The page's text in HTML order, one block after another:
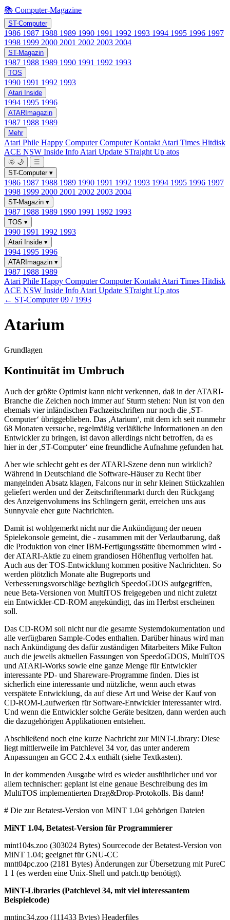
📚 Computer-Magazine
ST-Computer
1986 1987 1988 1989 1990 1991 1992 1993 1994 1995 1996 1997
1998 1999 2000 2001 2002 2003 2004
ST-Magazin
1987 1988 1989 1990 1991 1992 1993
TOS
1990 1991 1992 1993
Atari Inside
1994 1995 1996
ATARImagazin
1987 1988 1989
Mehr
Atari Phile Happy ComputerComputer Kontakt Atari Times Hitdisk
ACE NSW Inside Info Atari Update STraight Up atos
🌞 🌙
☰
ST-Computer ▾
1986 1987 1988 1989 1990 1991 1992 1993 1994 1995 1996 1997
1998 1999 2000 2001 2002 2003 2004
ST-Magazin ▾
1987 1988 1989 1990 1991 1992 1993
TOS ▾
1990 1991 1992 1993
Atari Inside ▾
1994 1995 1996
ATARImagazin ▾
1987 1988 1989
Atari Phile Happy ComputerComputer Kontakt Atari Times Hitdisk
ACE NSW Inside Info Atari Update STraight Up atos
← ST-Computer 09 / 1993
Atarium
Grundlagen
Kontinuität im Umbruch
Auch der größte Optimist kann nicht verkennen, daß in der ATARI-
Branche die Zeichen noch immer auf Sturm stehen: Nun ist von den
ehemals vier inländischen Fachzeitschriften nur noch die ,ST-
Computer‘ übriggeblieben. Das ,Atarium‘, mit dem ich seit nunmehr
68 Monaten versuche, regelmäßig verläßliche Informationen an den
Entwickler zu bringen, ist davon allerdings nicht betroffen, da es
hier in der ,ST-Computer‘ eine freundliche Aufnahme gefunden hat.
Aber wie schlecht geht es der ATARI-Szene denn nun wirklich?
Während in Deutschland die Software-Häuser zu Recht über
mangelnden Absatz klagen, Falcons nur in sehr kleinen Stückzahlen
geliefert werden und der Zeitschriftenmarkt durch den Rückgang
des Anzeigenvolumens ins Schlingern gerät, erreichen uns aus
Sunnyvale eher gute Nachrichten.
Damit ist wohlgemerkt nicht nur die Ankündigung der neuen
Spielekonsole gemeint, die - zusammen mit der Verlautbarung, daß
die Produktion von einer IBM-Fertigungsstätte übernommen wird -
der ATARI-Aktie zu einem grandiosen Höhenflug verholfen hat.
Auch aus der TOS-Entwicklung kommen positive Nachrichten. So
werden plötzlich Monate alte Bugreports und
Verbesserungsvorschläge bezüglich SpeedoGDOS aufgegriffen,
neue Beta-Versionen von MultiTOS freigegeben und nicht zuletzt
ein Entwickler-CD-ROM angekündigt, das im Herbst erscheinen
soll.
Das CD-ROM soll nicht nur die gesamte Systemdokumentation und
alle verfügbaren Sample-Codes enthalten. Darüber hinaus wird man
nach Ankündigung des dafür zuständigen Mitarbeiters Mike Fulton
auch die jeweils aktuellen Fassungen von SpeedoGDOS, MultiTOS
und ATARI-Works sowie eine ganze Menge für Entwickler
interessante PD- und Shareware-Programme finden. Dies ist
sicherlich eine interessante und nützliche, wenn auch etwas
verspätete Entwicklung, da auf diese Art und Weise der Kauf von
CD-ROM-Laufwerken für Software-Entwickler interessanter wird.
Und wenn die Entwickler solche Geräte besitzen, dann werden auch
die dazugehörigen Applikationen entstehen.
Abschließend noch eine kurze Nachricht zur MiNT-Library: Diese
liegt mittlerweile im Patchlevel 34 vor, das unter anderem
Anpassungen an GCC 2.4.x enthält (siehe Textkasten).
In der kommenden Ausgabe wird es wieder ausführlicher und vor
allem technischer: geplant ist eine genaue Beschreibung des im
MultiTOS implementierten Drag&Drop-Protokolls. Bis dann!
# Die zur Betatest-Version von MINT 1.04 gehörigen Dateien
MiNT 1.04, Betatest-Version für Programmierer
mint104s.zoo (303024 Bytes) Sourcecode der Betatest-Version von
MiNT 1.04; geeignet für GNU-CC
mntt04pc.zoo (2181 Bytes) Änderungen zur Übersetzung mit PureC
1 1 (es werden eine Unix-Shell und patch.ttp benötigt).
MiNT-Libraries (Patchlevel 34, mit viel interessantem
Beispielcode)
mntinc34.zoo (111433 Bytes) Headerfiles